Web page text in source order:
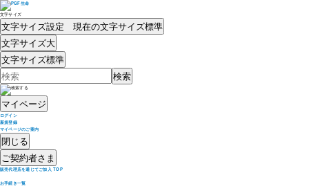
文字サイズ
文字サイズ設定 現在の文字サイズ標準
文字サイズ大
文字サイズ標準
マイページ
ログイン
新規登録
マイページのご案内
閉じる
ご契約者さま
販売代理店を通じてご加入 TOP
お手続き一覧